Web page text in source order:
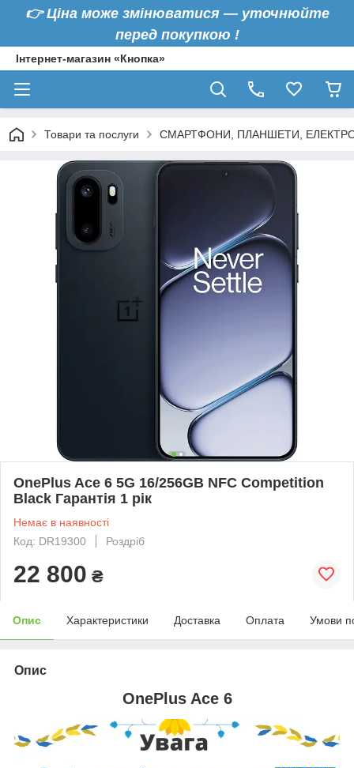
👉Ціна може змінюватися — уточнюйте
перед покупкою !
Інтернет-магазин «Кнопка»
Товари та послуги СМАРТФОНИ, ПЛАНШЕТИ,
OnePlus Ace 6 5G 16/256GB NFC Competition
Black Гарантія 1 рік
Немає в наявності
Код: DR19300
Роздріб
22 800 ₴
Опис Характеристики Доставка Оплата Умови
Опис
OnePlus Ace 6